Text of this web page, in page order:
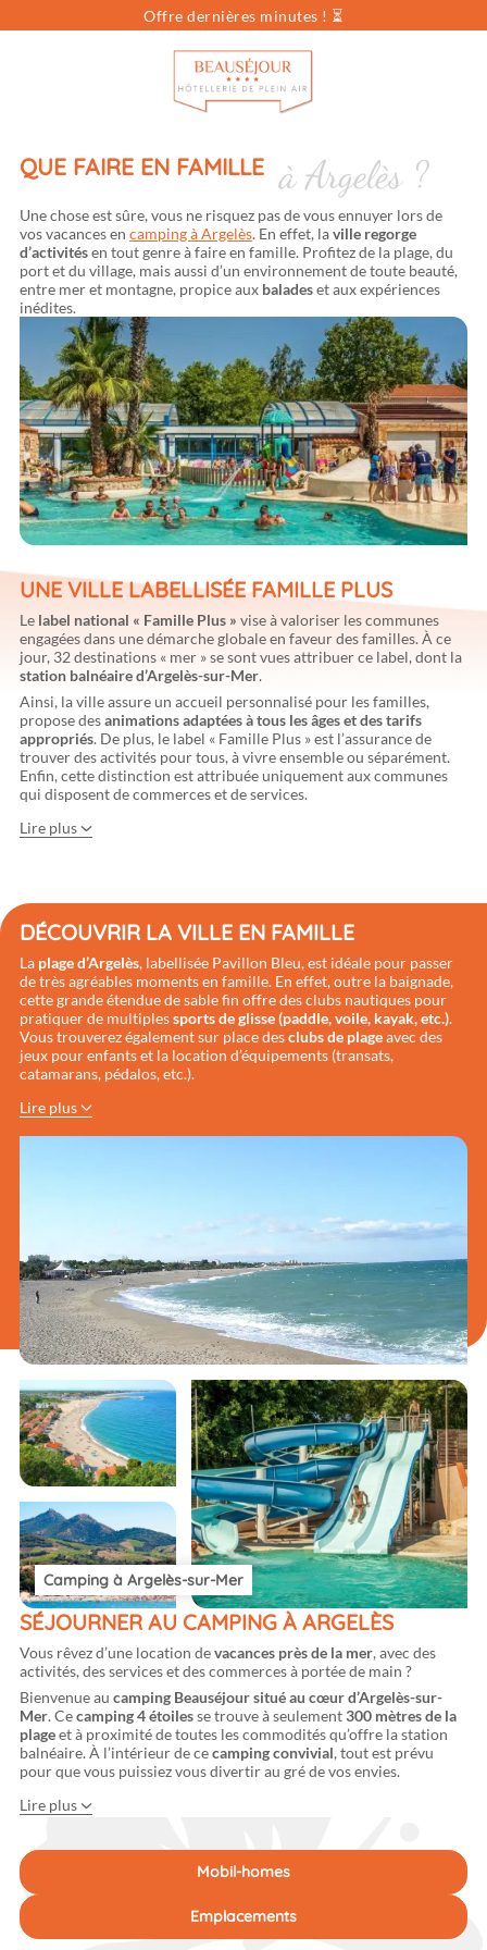
Offre dernières minutes ! ⏳
QUE FAIRE EN FAMILLE à Argelès ?
Une chose est sûre, vous ne risquez pas de vous ennuyer lors de
vos vacances en camping à Argelès. En effet, laville regorge
d’activitésen tout genre à faire en famille. Profitez de la plage, du
port et du village, mais aussi d’un environnement de toute beauté,
entre mer et montagne, propice aux baladeset aux expériences
inédites.
UNE VILLE LABELLISÉE FAMILLE PLUS
Le label national « Famille Plus » vise à valoriser les communes
engagées dans une démarche globale en faveur des familles. À ce
jour, 32 destinations « mer » se sont vues attribuer ce label, dont la
station balnéaire d’Argelès-sur-Mer.
Ainsi, la ville assure un accueil personnalisé pour les familles,
propose desanimations adaptées à tous les âges et des tarifs
appropriés. De plus, le label « Famille Plus » est l’assurance de
trouver des activités pour tous, à vivre ensemble ou séparément.
Enfin, cette distinction est attribuée uniquement aux communes
qui disposent de commerces et de services.
Lire plus
DÉCOUVRIR LA VILLE EN FAMILLE
La plage d’Argelès, labellisée Pavillon Bleu, est idéale pour passer
de très agréables moments en famille. En effet, outre la baignade,
cette grande étendue de sable fin offre des clubs nautiques pour
pratiquer de multiplessports de glisse (paddle, voile, kayak, etc.).
Vous trouverez également sur place desclubs de plageavec des
jeux pour enfants et la location d’équipements (transats,
catamarans, pédalos, etc.).
Lire plus
Camping à Argelès-sur-Mer
SÉJOURNER AU CAMPING À ARGELÈS
Vous rêvez d’une location devacances près de la mer, avec des
activités, des services et des commerces à portée de main ?
Bienvenue au camping Beauséjour situé au cœur d’Argelès-sur-
Mer. Cecamping 4 étoilesse trouve à seulement300 mètres de la
plageet à proximité de toutes les commodités qu’offre la station
balnéaire. À l’intérieur de cecamping convivial, tout est prévu
pour que vous puissiez vous divertir au gré de vos envies.
Lire plus
Mobil-homes
Emplacements
Vous cherchez...